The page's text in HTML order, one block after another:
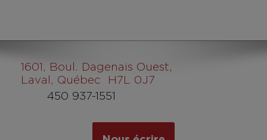
1601 , Boul. Dagenais Ouest,
Laval, Québec H7L 0J7
450 937-1551